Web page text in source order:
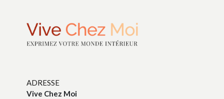
ADRESSE
Vive Chez Moi